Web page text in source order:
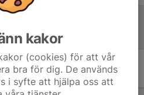
M +/-
kakor
(cookies) för att vår
bra för dig. De används
i syfte att hjälpa oss att